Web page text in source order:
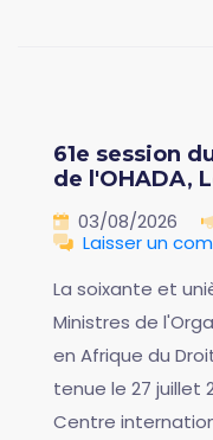
61e session
de l'OHADA,
03/08/2026
Laisser un
La soixante et
Ministres de
en Afrique du
tenue le 27 juillet
Centre